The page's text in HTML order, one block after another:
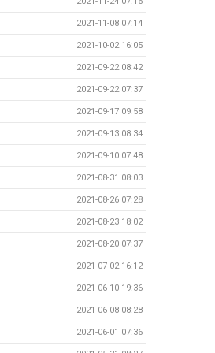
2021-11-08 07:14
2021-10-02 16:05
2021-09-22 08:42
2021-09-22 07:37
2021-09-17 09:58
2021-09-13 08:34
2021-09-10 07:48
2021-08-31 08:03
2021-08-26 07:28
2021-08-23 18:02
2021-08-20 07:37
2021-07-02 16:12
2021-06-10 19:36
2021-06-08 08:28
2021-06-01 07:36